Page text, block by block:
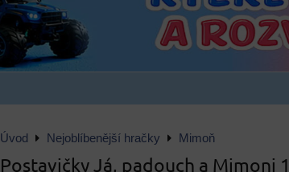
Úvod Nejoblíbenější hračky Mimoň
Postavičky Já, padouch a Mimoni